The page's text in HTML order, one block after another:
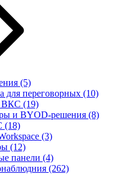
(5)
для переговорных (10)
ВКС (19)
и BYOD-решения (8)
(18)
(3)
(12)
панели (4)
(262)